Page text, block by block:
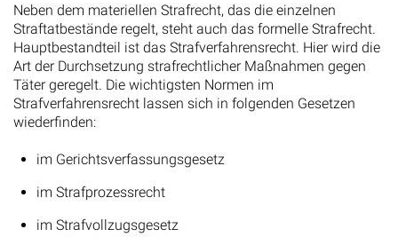
Neben dem materiellen Strafrecht, das die einzelnen
Straftatbestände regelt, steht auch das formelle Strafrecht.
Hauptbestandteil ist das Strafverfahrensrecht. Hier wird die
Art der Durchsetzung strafrechtlicher Maßnahmen gegen
Täter geregelt. Die wichtigsten Normen im
Strafverfahrensrecht lassen sich in folgenden Gesetzen
wiederfinden:
im Gerichtsverfassungsgesetz
im Strafprozessrecht
im Strafvollzugsgesetz